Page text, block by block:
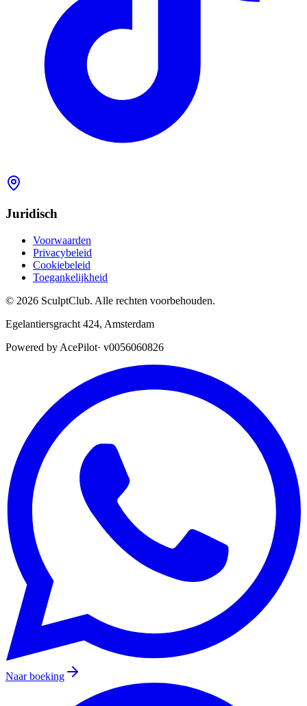
Juridisch
Voorwaarden
Privacybeleid
Cookiebeleid
Toegankelijkheid
© 2026 SculptClub. Alle rechten voorbehouden.
Egelantiersgracht 424, Amsterdam
Powered by AcePilot· v0056060826
Naar boeking